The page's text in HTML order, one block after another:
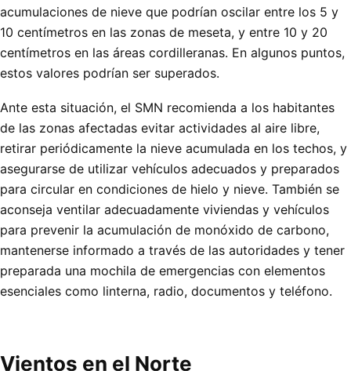
acumulaciones de nieve que podrían oscilar entre los 5 y
10 centímetros en las zonas de meseta, y entre 10 y 20
centímetros en las áreas cordilleranas. En algunos puntos,
estos valores podrían ser superados.
Ante esta situación, el SMN recomienda a los habitantes
de las zonas afectadas evitar actividades al aire libre,
retirar periódicamente la nieve acumulada en los techos, y
asegurarse de utilizar vehículos adecuados y preparados
para circular en condiciones de hielo y nieve. También se
aconseja ventilar adecuadamente viviendas y vehículos
para prevenir la acumulación de monóxido de carbono,
mantenerse informado a través de las autoridades y tener
preparada una mochila de emergencias con elementos
esenciales como linterna, radio, documentos y teléfono.
Vientos en el Norte